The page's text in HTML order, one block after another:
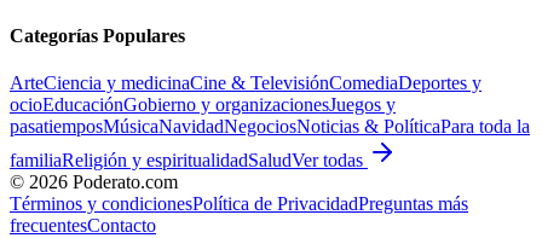
Categorías Populares
ArteCiencia y medicinaCine & TelevisiónComediaDeportes y
ocioEducaciónGobierno y organizacionesJuegos y
pasatiemposMúsicaNavidadNegociosNoticias & PolíticaPara toda la
familiaReligión y espiritualidadSaludVer todas
© 2026 Poderato.com
Términos y condicionesPolítica de PrivacidadPreguntas más
frecuentesContacto